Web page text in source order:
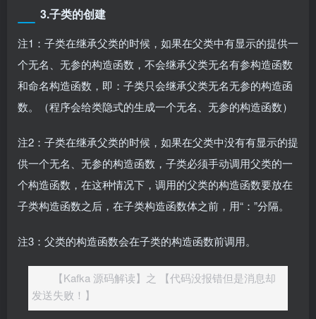
3.子类的创建
注1：子类在继承父类的时候，如果在父类中有显示的提供一
个无名、无参的构造函数，不会继承父类无名有参构造函数
和命名构造函数，即：子类只会继承父类无名无参的构造函
数。（程序会给类隐式的生成一个无名、无参的构造函数）
注2：子类在继承父类的时候，如果在父类中没有有显示的提
供一个无名、无参的构造函数，子类必须手动调用父类的一
个构造函数，在这种情况下，调用的父类的构造函数要放在
子类构造函数之后，在子类构造函数体之前，用“：”分隔。
注3：父类的构造函数会在子类的构造函数前调用。
【Kafka 源码解读】之 【代码没报错但是消息却
发送失败！】